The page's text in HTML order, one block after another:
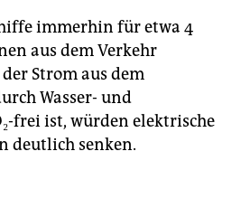
immerhin für etwa 4
aus dem Verkehr
Strom aus dem
Wasser- und
frei ist, würden elektrische
deutlich senken.